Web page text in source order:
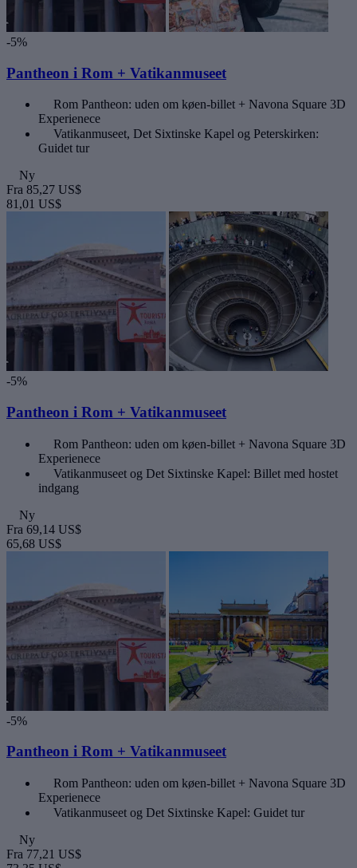
-5%
Pantheon i Rom + Vatikanmuseet
Rom Pantheon: uden om køen-billet + Navona Square 3D
Experienece
Vatikanmuseet, Det Sixtinske Kapel og Peterskirken:
Guidet tur
Ny
Fra 85,27 US$
81,01 US$
-5%
Pantheon i Rom + Vatikanmuseet
Rom Pantheon: uden om køen-billet + Navona Square 3D
Experienece
Vatikanmuseet og Det Sixtinske Kapel: Billet med hostet
indgang
Ny
Fra 69,14 US$
65,68 US$
-5%
Pantheon i Rom + Vatikanmuseet
Rom Pantheon: uden om køen-billet + Navona Square 3D
Experienece
Vatikanmuseet og Det Sixtinske Kapel: Guidet tur
Ny
Fra 77,21 US$